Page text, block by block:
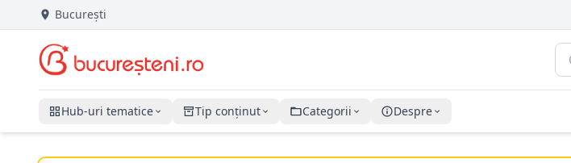
București
Hub-uri tematice Tip conținut Categorii Despre